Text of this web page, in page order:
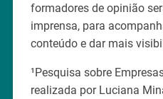
formadores de opinião
imprensa, para
conteúdo e dar mais
¹Pesquisa sobre
realizada por Luciana